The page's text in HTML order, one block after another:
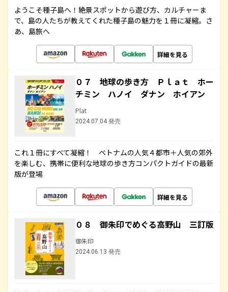
ようこそ種子島へ！絶景スポットから遊び方、カルチャーま
で、島の人たちが教えてくれた種子島の魅力を１冊に凝縮。さ
あ、島旅へ
詳細を見る
０７ 地球の歩き方 Ｐｌａｔ ホー
チミン ハノイ ダナン ホイアン
Plat
2024.07.04 発売
これ１冊にすべて凝縮！ ベトナムの人気４都市＋人気の郊外
を楽しむ、携帯に便利な地球の歩き方コンパクトガイドの最新
版が登場
詳細を見る
０８ 御朱印でめぐる高野山 三訂版
御朱印
2024.06.13 発売